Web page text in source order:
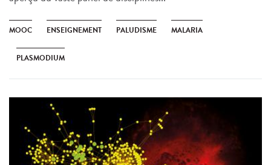
MOOC ENSEIGNEMENT PALUDISME MALARIA
PLASMODIUM